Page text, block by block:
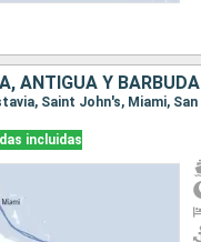
ANTIGUA Y BARBUDA
incluidas